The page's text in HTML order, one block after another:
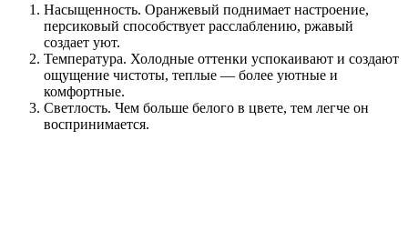
Насыщенность. Оранжевый поднимает настроение,
персиковый способствует расслаблению, ржавый
создает уют.
Температура. Холодные оттенки успокаивают и создают
ощущение чистоты, теплые — более уютные и
комфортные.
Светлость. Чем больше белого в цвете, тем легче он
воспринимается.